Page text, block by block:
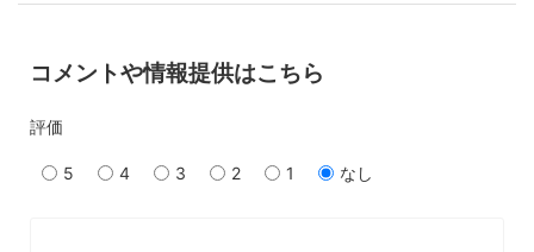
コメントや情報提供はこちら
評価
5 4 3 2 1 なし